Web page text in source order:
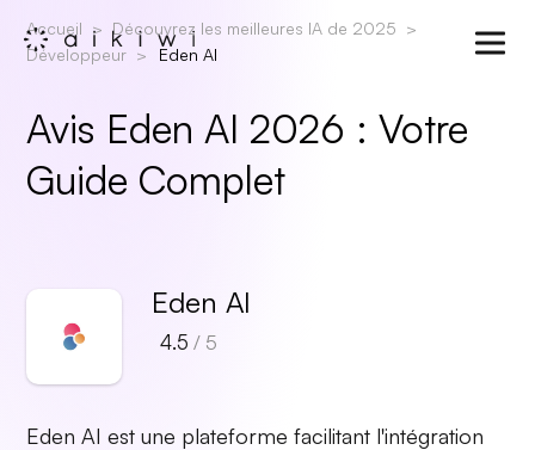
Accueil
Découvrez les meilleures IA de 2025
Développeur
Eden AI
Avis Eden AI 2026 : Votre
Guide Complet
Eden AI
4.5 / 5
Eden AI est une plateforme facilitant l'intégration